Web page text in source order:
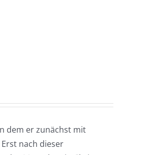
dem er zunächst mit
nach dieser